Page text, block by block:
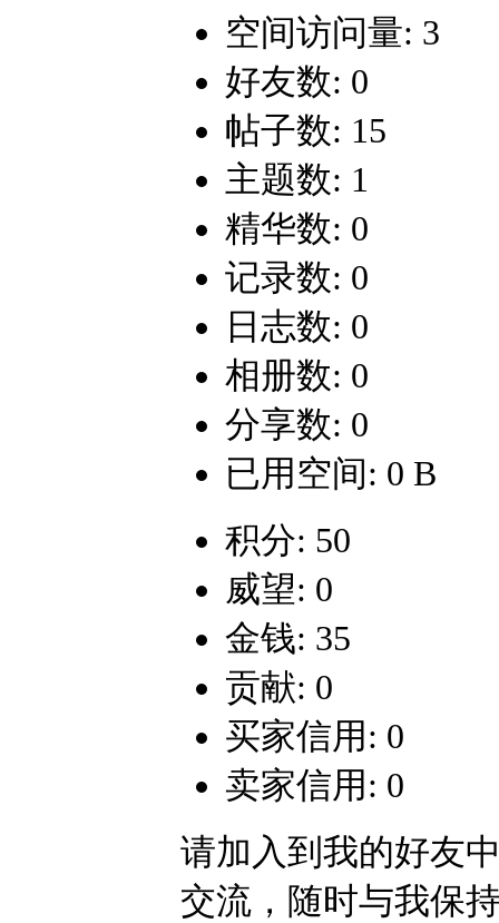
空间访问量: 3
好友数: 0
帖子数: 15
主题数: 1
精华数: 0
记录数: 0
日志数: 0
相册数: 0
分享数: 0
已用空间: 0 B
积分: 50
威望: 0
金钱: 35
贡献: 0
买家信用: 0
卖家信用: 0
请加入到我的好友
交流，随时与我保